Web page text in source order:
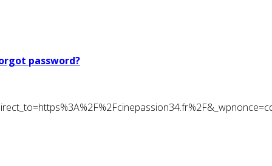
password?